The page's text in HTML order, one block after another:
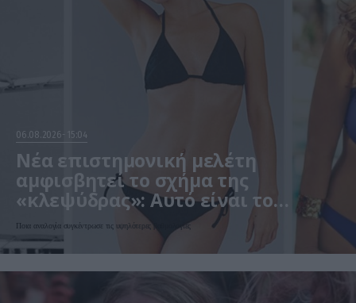
06.08.2026 15:04
Νέα επιστημονική μελέτη
αμφισβητεί το σχήμα της
«κλεψύδρας»: Αυτό είναι το
«ιδανικό» γυναικείο σώμα
Ποια αναλογία συγκέντρωσε τις υψηλότερες βαθμολογίες